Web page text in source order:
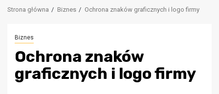
Strona główna Biznes Ochrona znaków graficznych i logo firmy
Biznes
Ochrona znaków
graficznych i logo firmy